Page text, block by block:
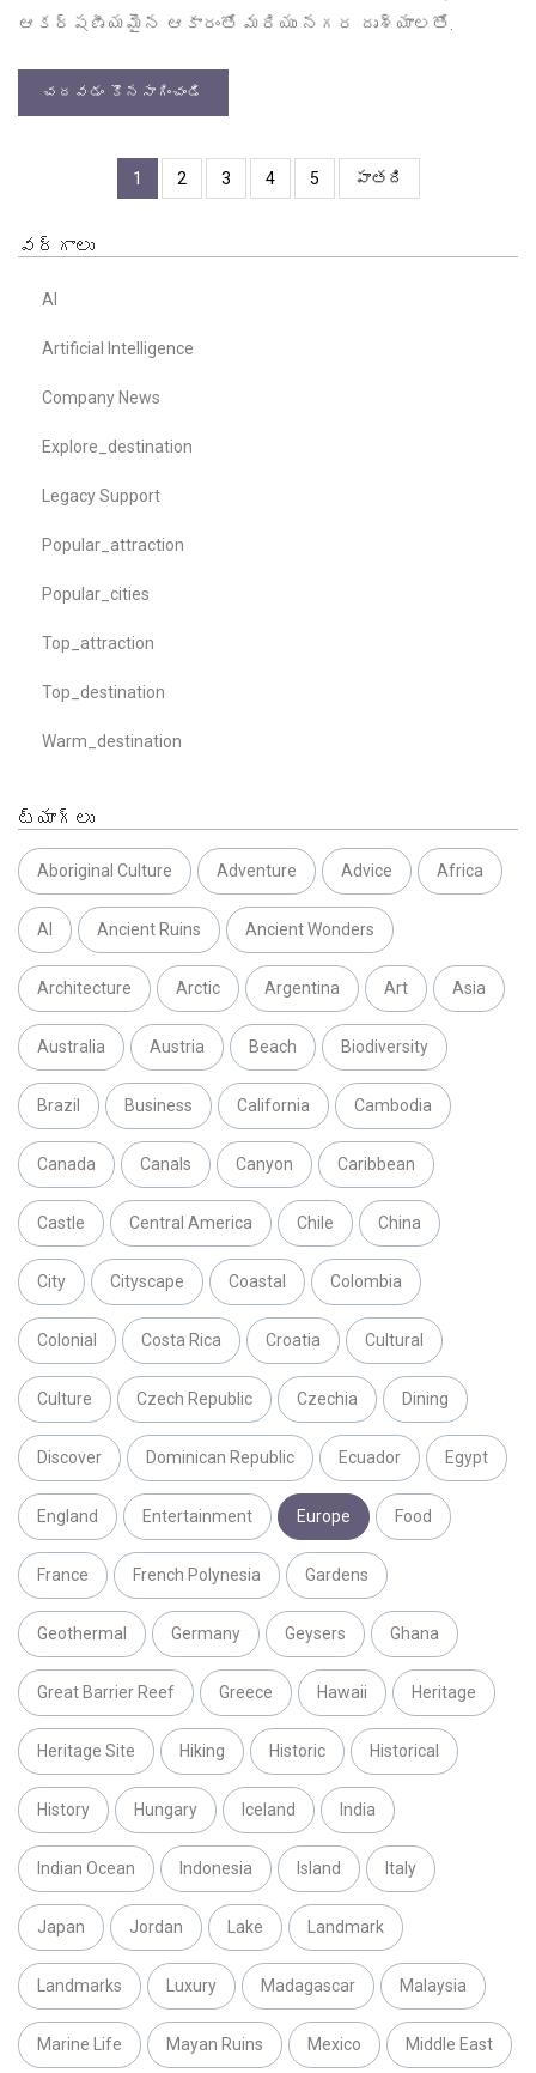
ఆకర్షణీయమైన ఆకారంతో మరియు నగర దృశ్యాలతో.
చదవడం కొనసాగించండి
1 2 3 4 5 పాతది
వర్గాలు
AI
Artificial Intelligence
Company News
Explore_destination
Legacy Support
Popular_attraction
Popular_cities
Top_attraction
Top_destination
Warm_destination
ట్యాగ్లు
Aboriginal Culture Adventure Advice Africa
AI Ancient Ruins Ancient Wonders
Architecture Arctic Argentina Art Asia
Australia Austria Beach Biodiversity
Brazil Business California Cambodia
Canada Canals Canyon Caribbean
Castle Central America Chile China
City Cityscape Coastal Colombia
Colonial Costa Rica Croatia Cultural
Culture Czech Republic Czechia Dining
Discover Dominican Republic Ecuador Egypt
England Entertainment Europe Food
France French Polynesia Gardens
Geothermal Germany Geysers Ghana
Great Barrier Reef Greece Hawaii Heritage
Heritage Site Hiking Historic Historical
History Hungary Iceland India
Indian Ocean Indonesia Island Italy
Japan Jordan Lake Landmark
Landmarks Luxury Madagascar Malaysia
Marine Life Mayan Ruins Mexico Middle East